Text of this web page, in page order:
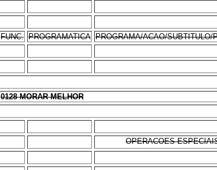
FUNC. PROGRAMATICA PROGRAMA/ACAO/SUBTITULO/
0128 MORAR MELHOR
OPERACOES